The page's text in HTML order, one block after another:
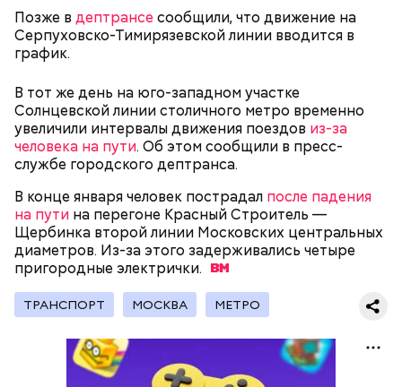
Позже в дептрансе сообщили, что движение на
Серпуховско-Тимирязевской линии вводится в
график.
В тот же день на юго-западном участке
Солнцевской линии столичного метро временно
увеличили интервалы движения поездов из-за
человека на пути. Об этом сообщили в пресс-
службе городского дептранса.
В конце января человек пострадал после падения
на пути на перегоне Красный Строитель —
Щербинка второй линии Московских центральных
диаметров. Из-за этого задерживались четыре
пригородные электрички.
ТРАНСПОРТ МОСКВА МЕТРО
— Гасанов, являясь индивидуальным
предпринимателем, осуществлял
предпринимательскую деятельность в области
продажи и размещения рекламы в социальных
сетях. С целью сокрытия своих доходов часть
покупателей различных мотивационных курсов и
прогнозов ставок на спорт Гасанов получал на
свои личные лицевые счета как физического лица, а
также на подконтрольные родственникам лицевые
счета, — пояснили вмосковской прокуратуре
Родственники обналичивали деньги и возвращали
их Гасанову. А чтобы пользоваться деньгами и не
вызвать подозрений у налоговой, Гасанов либо
распределял их между еще несколькими счетами,
либо
Следующим подопытным стал друг детства
Миссюры Константин. 3 февраля того же года,
подозреваемый угостил приятеля морсом с
этиленгликолем. Через два дня Константин умер в
больнице.